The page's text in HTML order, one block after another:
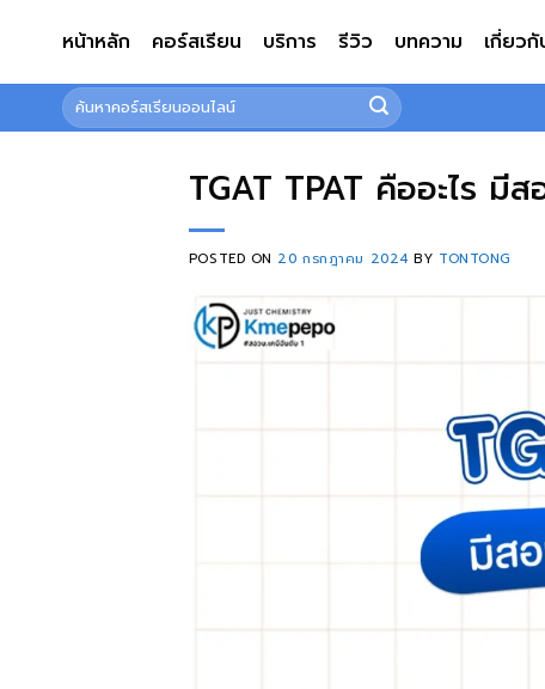
หน้าหลัก คอร์สเรียน บริการ รีวิว บทความ เกี่ยวกั
ค้นหา:
TGAT TPAT คืออะไร มี
POSTED ON 20 กรกฎาคม 2024 BY TONTONG